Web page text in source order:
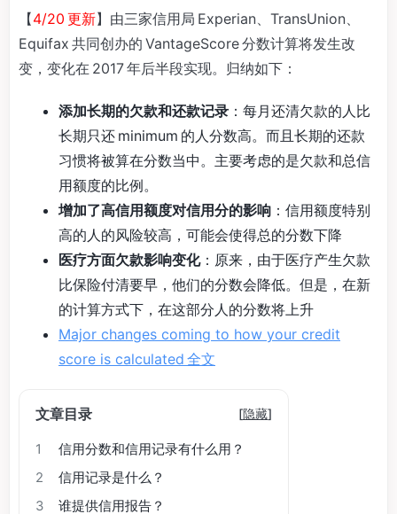
【4/20 更新】由三家信用局 Experian、TransUnion、
Equifax 共同创办的 VantageScore 分数计算将发生改
变，变化在 2017 年后半段实现。归纳如下：
添加长期的欠款和还款记录 ：每月还清欠款的人比
长期只还 minimum 的人分数高。而且长期的还款
习惯将被算在分数当中。主要考虑的是欠款和总信
用额度的比例。
增加了高信用额度对信用分的影响 ：信用额度特别
高的人的风险较高，可能会使得总的分数下降
医疗方面欠款影响变化：原来，由于医疗产生欠款
比保险付清要早，他们的分数会降低。但是，在新
的计算方式下，在这部分人的分数将上升
Major changes coming to how your credit
score is calculated 全文
文章目录 [隐藏]
1
信用分数和信用记录有什么用？
2
信用记录是什么？
3
谁提供信用报告？